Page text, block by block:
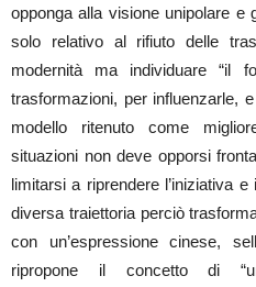
opponga alla visione unipolare e
solo relativo al rifiuto delle
modernità ma individuare “il
trasformazioni, per influenzarle,
modello ritenuto come
situazioni non deve opporsi
limitarsi a riprendere l’iniziativa
diversa traiettoria perciò
con un’espressione cinese,
ripropone il concetto di